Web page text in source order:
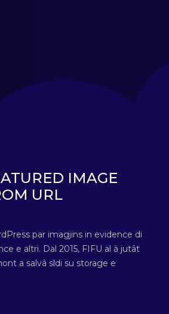
IMAGE
URL
par imagjins in evidence di
e altri. Dal 2015, FIFU al à jutât
a salvâ sldi su storage e